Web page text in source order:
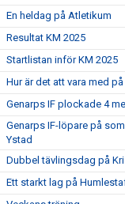
En heldag på Atletikum
Resultat KM 2025
Startlistan inför KM 2025
Hur är det att vara med
Genarps IF plockade 4
Genarps IF-löpare på
Ystad
Dubbel tävlingsdag på
Ett starkt lag på